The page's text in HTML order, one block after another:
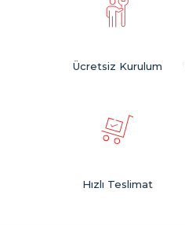
Ücretsiz Kurulum
Hızlı Teslimat